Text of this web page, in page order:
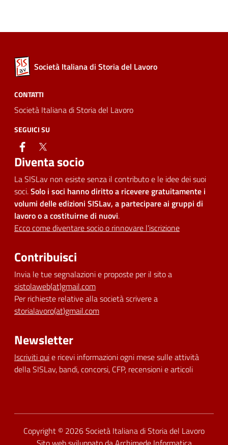
Società Italiana di Storia del Lavoro
CONTATTI
Società Italiana di Storia del Lavoro
SEGUICI SU
facebook
Diventa socio
La SISLav non esiste senza il contributo e le idee dei suoi
soci.Solo i soci hanno diritto a ricevere gratuitamente i
volumi delle edizioni SISLav, a partecipare ai gruppi di
lavoro o a costituirne di nuovi.
Ecco come diventare socio o rinnovare l'iscrizione
Contribuisci
Invia le tue segnalazioni e proposte per il sito a
sistolaweb(at)gmail.com
Per richieste relative alla società scrivere a
storialavoro(at)gmail.com
Newsletter
Iscriviti quie ricevi informazioni ogni mese sulle attività
della SISLav, bandi, concorsi, CFP, recensioni e articoli
Copyright © 2026Società Italiana di Storia del Lavoro